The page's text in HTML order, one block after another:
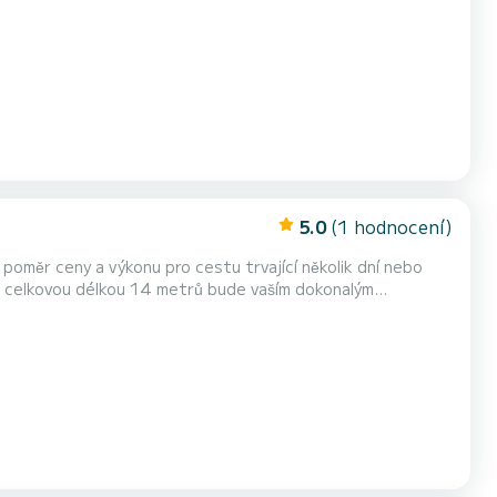
5.0 (1 hodnocení)
ceny a výkonu pro cestu trvající několik dní nebo